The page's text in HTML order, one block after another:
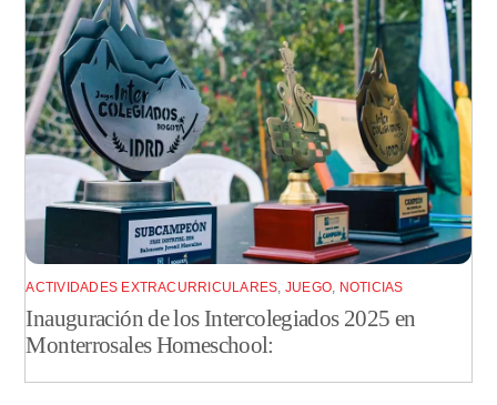
ACTIVIDADES EXTRACURRICULARES, JUEGO, NOTICIAS
Inauguración de los Intercolegiados 2025 en
Monterrosales Homeschool: